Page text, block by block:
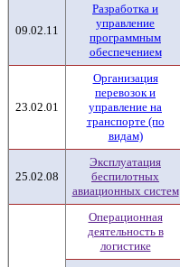
09.02.11
Разработка и
управление
программным
обеспечением
23.02.01
Организация
перевозок и
управление на
транспорте (по
видам)
25.02.08
Эксплуатация
беспилотных
авиационных систем
Операционная
деятельность в
логистике